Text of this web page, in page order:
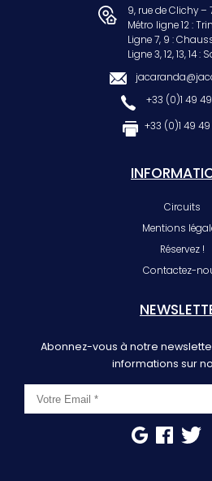
9, rue de Clichy –
Métro ligne 12 :
Ligne 7, 9 :
Ligne 3, 12, 13, 14
+33 (0)1 49
+33 (0)1 49
Circuits
Mentions
Réservez !
Contactez-
Abonnez-vous à notre
informations sur